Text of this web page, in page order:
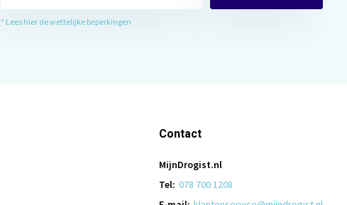
* Lees hier de wettelijke beperkingen
Contact
MijnDrogist.nl
Tel: 078 700 1208